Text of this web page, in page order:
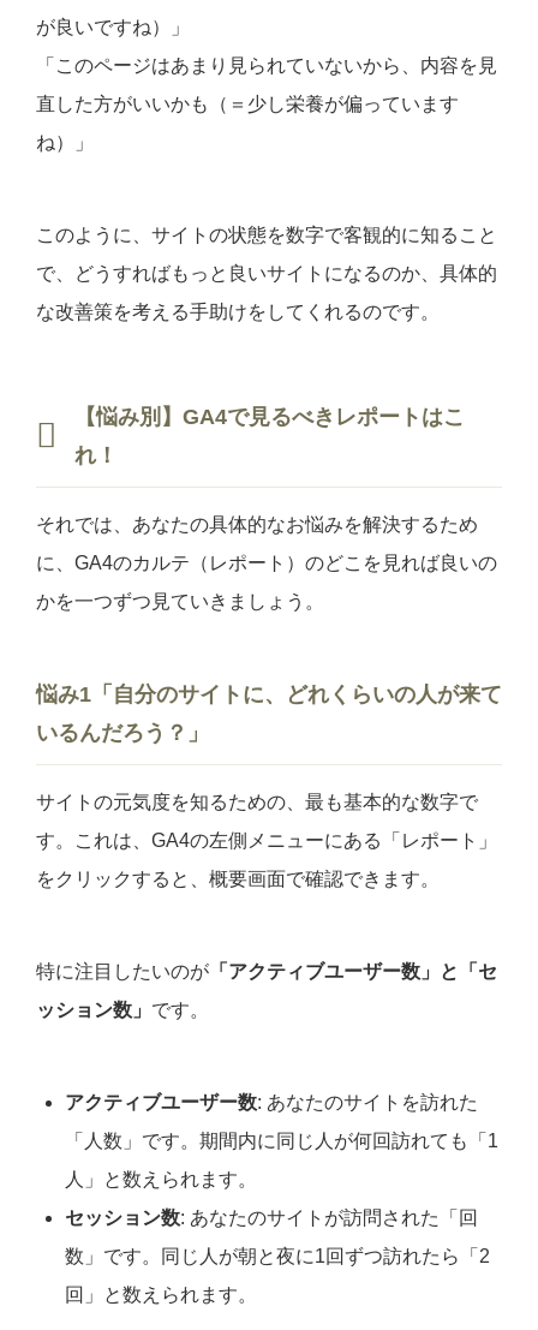
が良いですね）」
「このページはあまり見られていないから、内容を見
直した方がいいかも（＝少し栄養が偏っています
ね）」
このように、サイトの状態を数字で客観的に知ること
で、どうすればもっと良いサイトになるのか、具体的
な改善策を考える手助けをしてくれるのです。
【悩み別】GA4で見るべきレポートはこ
れ！
それでは、あなたの具体的なお悩みを解決するため
に、GA4のカルテ（レポート）のどこを見れば良いの
かを一つずつ見ていきましょう。
悩み1「自分のサイトに、どれくらいの人が来て
いるんだろう？」
サイトの元気度を知るための、最も基本的な数字で
す。これは、GA4の左側メニューにある「レポート」
をクリックすると、概要画面で確認できます。
特に注目したいのが 「アクティブユーザー数」と「セ
ッション数」 です。
アクティブユーザー数: あなたのサイトを訪れた
「人数」です。期間内に同じ人が何回訪れても「1
人」と数えられます。
セッション数: あなたのサイトが訪問された「回
数」です。同じ人が朝と夜に1回ずつ訪れたら「2
回」と数えられます。